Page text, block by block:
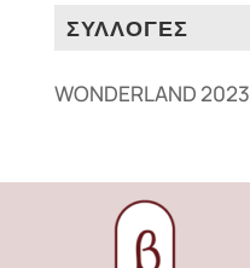
ΣΥΛΛΟΓΕΣ
WONDERLAND 2023